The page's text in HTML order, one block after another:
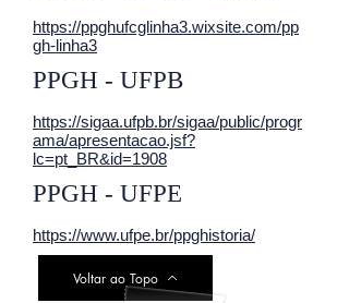
https://ppghufcglinha3.wixsite.com/pp
gh-linha3
PPGH - UFPB
https://sigaa.ufpb.br/sigaa/public/progr
ama/apresentacao.jsf?
lc=pt_BR&id=1908
PPGH - UFPE
https://www.ufpe.br/ppghistoria/
Voltar ao Topo